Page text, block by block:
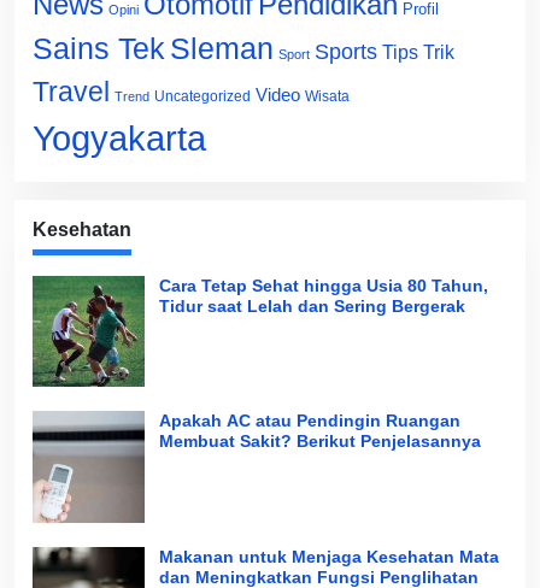
Opini Profil
Sains Tek Sleman Sport Sports Tips Trik
Travel Trend Uncategorized Video Wisata
Yogyakarta
Kesehatan
Cara Tetap Sehat hingga Usia 80 Tahun,
Tidur saat Lelah dan Sering Bergerak
Apakah AC atau Pendingin Ruangan
Membuat Sakit? Berikut Penjelasannya
Makanan untuk Menjaga Kesehatan Mata
dan Meningkatkan Fungsi Penglihatan